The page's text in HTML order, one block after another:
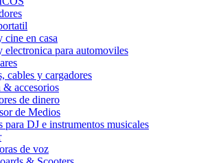
cine en casa
electronica para automoviles
cables y cargadores
& accesorios
de dinero
de Medios
para DJ e instrumentos musicales
de voz